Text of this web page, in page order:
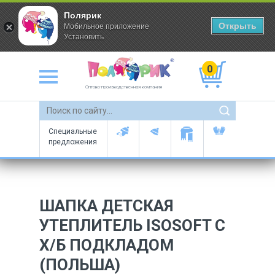
Оптово-производственная компания
0
Специальные
предложения
ШАПКА ДЕТСКАЯ
УТЕПЛИТЕЛЬ ISOSOFT С
Х/Б ПОДКЛАДОМ
(ПОЛЬША)
Полярик
Мобильное приложение
Установить
Открыть